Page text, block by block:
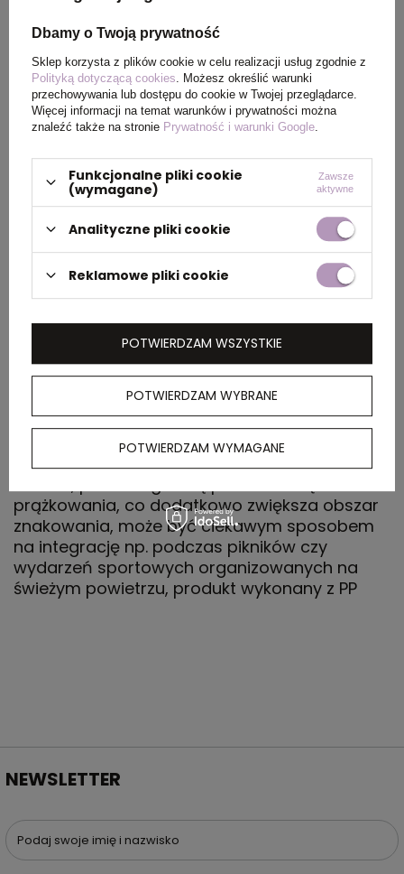
Wymiary
produktu
Waga
produktu (g)
70
PAKOWANIE
Wymiary
kartonu
zewnętrznego
48 x 24,5 x 27,5 cm
Waga
zewnętrznego
8
prążkowania, co dodatkowo zwiększa obszar
znakowania, może być ciekawym sposobem
na integrację np. podczas pikników czy
wydarzeń sportowych organizowanych na
świeżym powietrzu, produkt wykonany z PP
NEWSLETTER
Podaj swoje imię i nazwisko
Dbamy o Twoją prywatność
Sklep korzysta z plików cookie w celu realizacji usług zgodnie z
Polityką dotyczącą cookies . Możesz określić warunki
przechowywania lub dostępu do cookie w Twojej przeglądarce.
Więcej informacji na temat warunków i prywatności można
znaleźć także na stronie Prywatność i warunki Google
Funkcjonalne pliki cookie
(wymagane)
Zawsze
aktywne
Analityczne pliki cookie
Reklamowe pliki cookie
POTWIERDZAM WYBRANE
POTWIERDZAM WYMAGANE
POTWIERDZAM WSZYSTKIE